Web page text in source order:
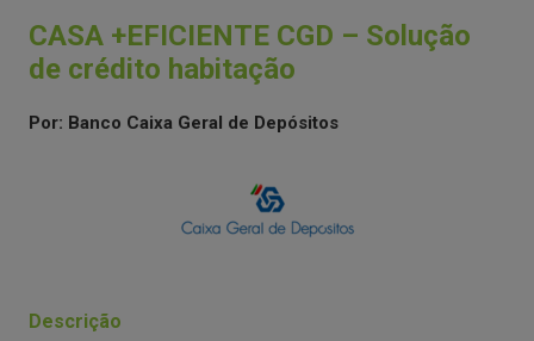
CASA +EFICIENTE CGD – Solução
de crédito habitação
Por: Banco Caixa Geral de Depósitos
Descrição